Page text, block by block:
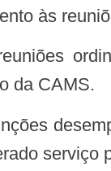
às
da CAMS.
serviço